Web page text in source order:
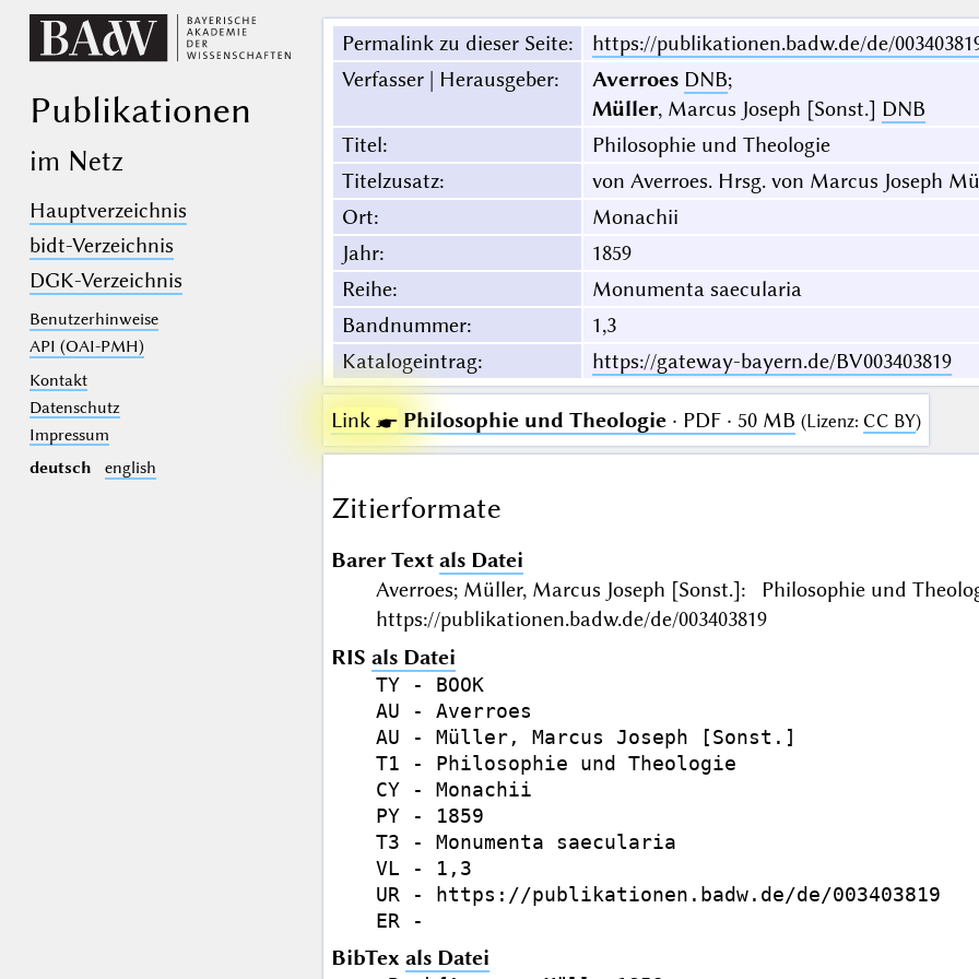
Publikationen
im Netz
Hauptverzeichnis
bidt-Verzeichnis
DGK-Verzeichnis
Benutzerhinweise
API (OAI-PMH)
Kontakt
Datenschutz
Impressum
deutsch
english
Permalink zu dieser Seite:
https://publikationen.badw.de/de/
Verfasser | Herausgeber: Averroes DNB;
Müller, Marcus Joseph [Sonst.] DNB
Titel:
Philosophie und Theologie
Titelzusatz:
von Averroes. Hrsg. von Marcus Joseph
Ort:
Monachii
Jahr:
1859
Reihe:
Monumenta saecularia
Bandnummer:
1,3
Katalogeintrag: https://gateway-bayern.de/BV003403819
Link ☛ Philosophie und Theologie· PDF · 50 MB (Lizenz: CC BY)
Zitierformate
Barer Text als Datei
Averroes; Müller, Marcus Joseph [Sonst.]: Philosophie und
https://publikationen.badw.de/de/003403819
RIS als Datei
TY - BOOK
AU - Averroes
AU - Müller, Marcus Joseph [Sonst.]
T1 - Philosophie und Theologie
CY - Monachii
PY - 1859
T3 - Monumenta saecularia
VL - 1,3
UR - https://publikationen.badw.de/de/003403819
BibTex als Datei